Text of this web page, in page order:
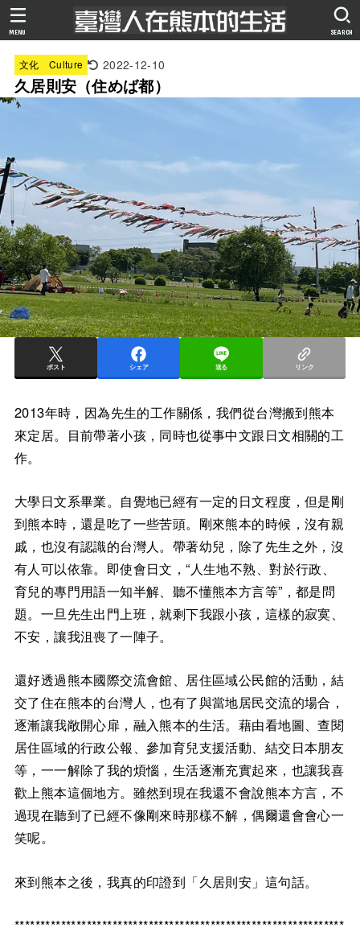
SEARCH
MENU
文化 Culture 2022-12-10
久居則安（住めば都）
ポスト シェア 送る リンク
2013年時，因為先生的工作關係，我們從台灣搬到熊本
來定居。目前帶著小孩，同時也從事中文跟日文相關的工
作。
大學日文系畢業。自覺地已經有一定的日文程度，但是剛
到熊本時，還是吃了一些苦頭。剛來熊本的時候，沒有親
戚，也沒有認識的台灣人。帶著幼兒，除了先生之外，沒
有人可以依靠。即使會日文，“人生地不熟、對於行政、
育兒的專門用語一知半解、聽不懂熊本方言等”，都是問
題。一旦先生出門上班，就剩下我跟小孩，這樣的寂寞、
不安，讓我沮喪了一陣子。
還好透過熊本國際交流會館、居住區域公民館的活動，結
交了住在熊本的台灣人，也有了與當地居民交流的場合，
逐漸讓我敞開心扉，融入熊本的生活。藉由看地圖、查閱
居住區域的行政公報、參加育兒支援活動、結交日本朋友
等，一一解除了我的煩惱，生活逐漸充實起來，也讓我喜
歡上熊本這個地方。雖然到現在我還不會說熊本方言，不
過現在聽到了已經不像剛來時那樣不解，偶爾還會會心一
笑呢。
來到熊本之後，我真的印證到「久居則安」這句話。
****************************************************************